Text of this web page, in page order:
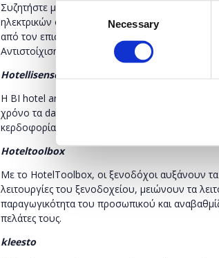
Selection
Necessary
Συζητήστε με την ομάδα του EV Loader για να
ηλεκτρικών οχημάτων αλλά και την λύση
από τον επισκέπτη μέσω Mobile App, 2)
Αντιστοίχιση καρτών RFID με δωμάτια και
Hotellisense
Η BI hotel analytics
χρόνο τα data
τους και να λαμβάνουν
κερδοφορίας.
Hoteltoolbox
Με το HotelToolbox, οι ξενοδόχοι αυξάνουν
λειτουργίες του ξενοδοχείου, μειώνουν τα
παραγωγικότητα του προσωπικού και
πελάτες τους.
kleesto